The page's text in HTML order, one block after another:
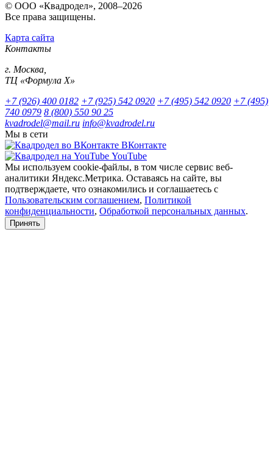
© ООО «Квадродел», 2008–2026
Все права защищены.
Карта сайта
Контакты
г. Москва,
ТЦ «Формула Х»
+7 (926) 400 0182 +7 (925) 542 0920 +7 (495) 542 0920 +7 (495)
740 0979 8 (800) 550 90 25
kvadrodel@mail.ru info@kvadrodel.ru
Мы в сети
ВКонтакте
YouTube
Мы используем cookie-файлы, в том числе сервис веб-
аналитики Яндекс.Метрика. Оставаясь на сайте, вы
подтверждаете, что ознакомились и соглашаетесь с
Пользовательским соглашением, Политикой
конфиденциальности, Обработкой персональных данных.
Принять